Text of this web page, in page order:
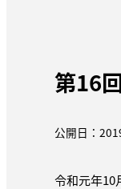
第16
公開日：
令和元年10